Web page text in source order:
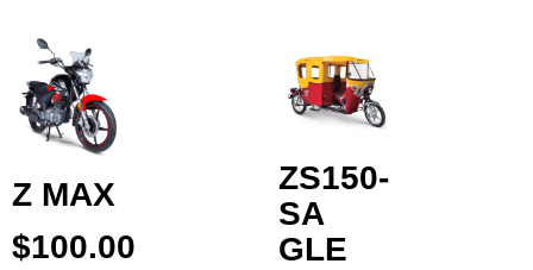
Z MAX
$100.00
ZS150-
SA
GLE